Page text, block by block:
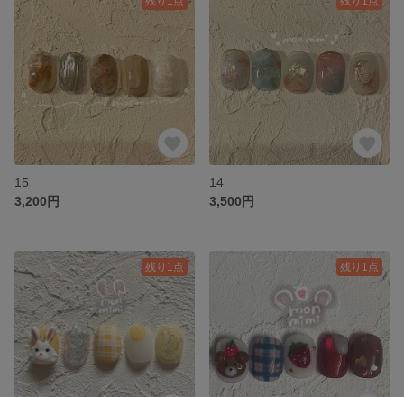
15
3,200円
14
3,500円
残り1点 残り1点